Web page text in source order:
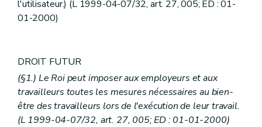
l'utilisateur.) (L 1999-04-07/32, art. 27, 005; ED : 01-
01-2000)
DROIT FUTUR
(§1.) Le Roi peut imposer aux employeurs et aux
travailleurs toutes les mesures nécessaires au bien-
être des travailleurs lors de l'exécution de leur travail.
(L 1999-04-07/32, art. 27, 005; ED : 01-01-2000)